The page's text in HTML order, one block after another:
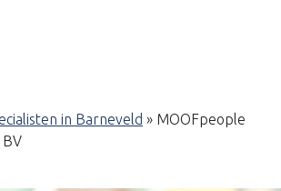
in Barneveld » MOOFpeople
BV